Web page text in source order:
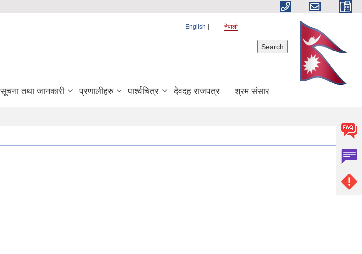
English नेपाली
सूचना तथा जानकारी प्रणालीहरु पार्श्वचित्र देवदह राजपत्र श्रम संसार